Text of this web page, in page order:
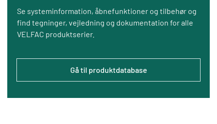
Se systeminformation, åbnefunktioner og tilbehør og
find tegninger, vejledning og dokumentation for alle
VELFAC produktserier.
Gå til produktdatabase